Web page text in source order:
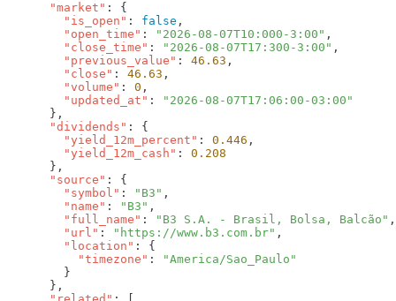
      "market"
        "is_open"
: false
        "open_time"
: "2026-08-07T10:000-3:00"
        "close_time"
: "2026-08-07T17:300-3:00"
        "previous_value"
: 46.63
        "close"
: 46.63
        "volume"
: 0
        "updated_at"
:
      "dividends"
        "yield_12m_percent"
: 0.446
        "yield_12m_cash"
:
      "source"
        "symbol"
: "B3"
        "name"
: "B3"
        "full_name"
:
"B3 S.A. - Brasil, Bolsa, Balcão"
        "url"
: "https://www.b3.com.br"
        "location"
          "timezone"
: